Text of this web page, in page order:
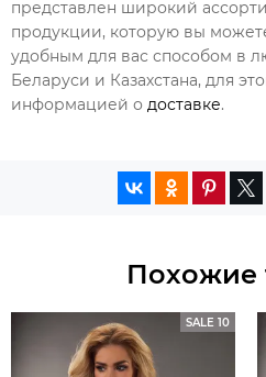
представлен широкий
продукции, которую вы
удобным для вас способом в
Беларуси и Казахстана, для
информацией о доставке.
Похожие
SALE 10